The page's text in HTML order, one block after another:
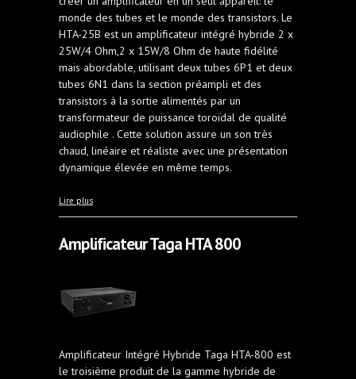
monde des tubes et le monde des transistors. Le
HTA-25B est un amplificateur intégré hybride 2 x
25W/4 Ohm,2 x 15W/8 Ohm de haute fidélité
mais abordable, utilisant deux tubes 6P1 et deux
tubes 6N1 dans la section préampli et des
transistors à la sortie alimentés par un
transformateur de puissance toroïdal de qualité
audiophile . Cette solution assure un son très
chaud, linéaire et réaliste avec une présentation
dynamique élevée en même temps.
Lire plus
Amplificateur Taga HTA 800
Amplificateur Intégré Hybride Taga HTA-800 est
le troisième produit de la gamme hybride de